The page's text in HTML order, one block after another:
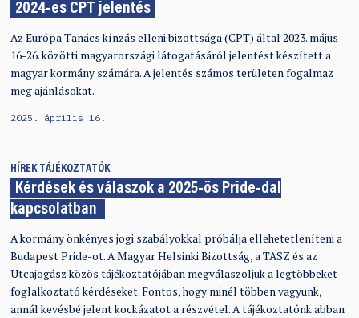
2024-es CPT jelentés
Az Európa Tanács kínzás elleni bizottsága (CPT) által 2023. május
16-26. közötti magyarországi látogatásáról jelentést készített a
magyar kormány számára. A jelentés számos területen fogalmaz
meg ajánlásokat.
2025. április 16.
HÍREK TÁJÉKOZTATÓK
Kérdések és válaszok a 2025-ös Pride-dal
kapcsolatban
A kormány önkényes jogi szabályokkal próbálja ellehetetleníteni a
Budapest Pride-ot. A Magyar Helsinki Bizottság, a TASZ és az
Utcajogász közös tájékoztatójában megválaszoljuk a legtöbbeket
foglalkoztató kérdéseket. Fontos, hogy minél többen vagyunk,
annál kevésbé jelent kockázatot a részvétel. A tájékoztatónk abban